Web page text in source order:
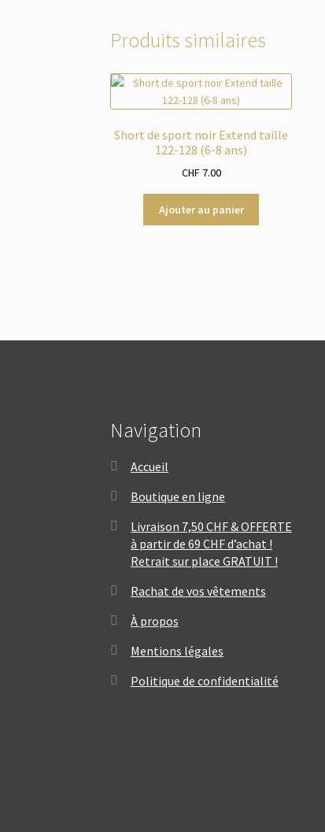
Produits similaires
Short de sport noir Extend taille
122-128 (6-8 ans)
CHF7.00
Ajouter au panier
Navigation
Accueil
Boutique en ligne
Livraison 7,50 CHF & OFFERTE
à partir de 69 CHF d’achat !
Retrait sur place GRATUIT !
Rachat de vos vêtements
À propos
Mentions légales
Politique de confidentialité